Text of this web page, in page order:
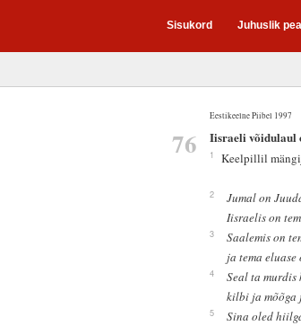
Sisukord Juhuslik
Eestikeelne Piibel 1997
76 Iisraeli võidulaul
1 Keelpillil
2
Jumal on
Iisraelis on
3
Saalemis on
ja tema
4
Seal ta murdis
kilbi ja mõõga
5
Sina oled